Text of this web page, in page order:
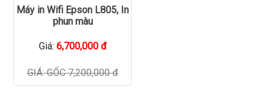
Máy in Wifi Epson L805, In
phun màu
Giá: 6,700,000 đ
GIÁ: GỐC 7,200,000 đ